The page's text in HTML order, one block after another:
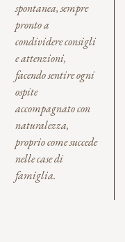
spontanea, sempre
pronto a
condividere consigli
e attenzioni,
facendo sentire ogni
ospite
accompagnato con
naturalezza,
proprio come succede
nelle case di
famiglia.